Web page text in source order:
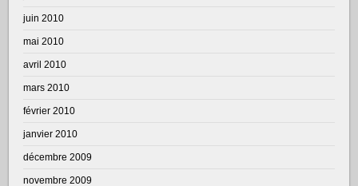
juin 2010
mai 2010
avril 2010
mars 2010
février 2010
janvier 2010
décembre 2009
novembre 2009